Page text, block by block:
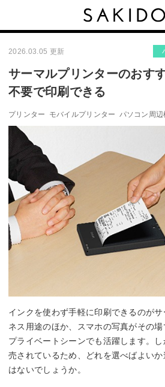
2026.03.05 更新
サーマルプリンターのおす
不要で印刷できる
プリンター モバイルプリンター パソコン周辺
インクを使わず手軽に印刷できるのが
ネス用途のほか、スマホの写真がその場
プライベートシーンでも活躍します。
売されているため、どれを選べばよい
はないでしょうか。